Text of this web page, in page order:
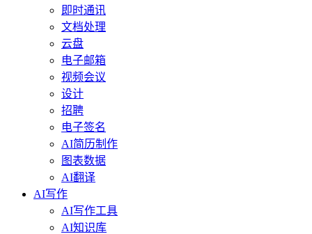
即时通讯
文档处理
云盘
电子邮箱
视频会议
设计
招聘
电子签名
AI简历制作
图表数据
AI翻译
AI写作
AI写作工具
AI知识库